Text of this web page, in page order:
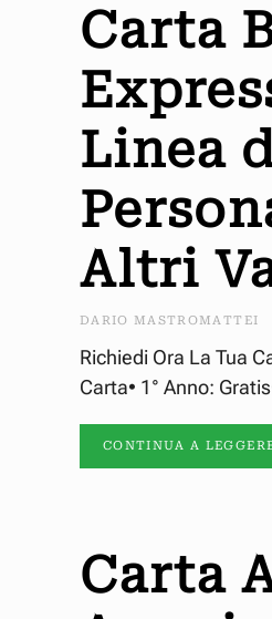
Carta
Linea
Altri
DARIO MASTROMATTEI
Richiedi Ora La Tua
Carta• 1° Anno:
CONTINUA A
Carta